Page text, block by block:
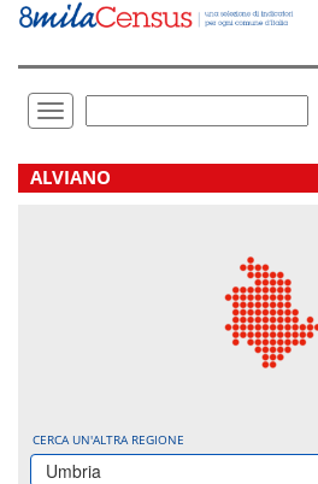
Vai
direttamente
Toggle
navigation
.
ALVIANO
CERCA UN'ALTRA REGIONE
Umbria